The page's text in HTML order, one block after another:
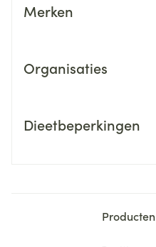
Merken
Organisaties
Dieetbeperkingen
Producten